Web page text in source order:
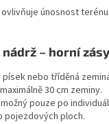
únosnost
– horní
písek nebo tříděná
maximálně 30 cm zeminy.
pouze po
pojezdových ploch.